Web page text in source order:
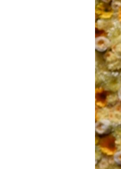
УКРАЇНСЬКА ПРОБЛЕМА